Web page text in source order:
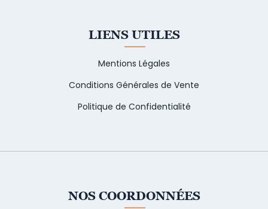
LIENS UTILES
Mentions Légales
Conditions Générales de Vente
Politique de Confidentialité
NOS COORDONNÉES